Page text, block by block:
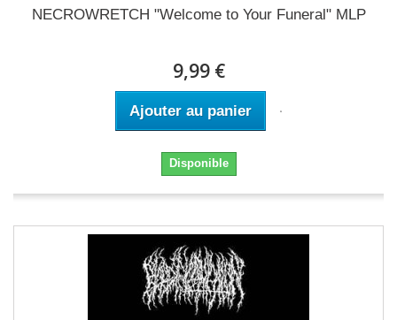
NECROWRETCH "Welcome to Your Funeral" MLP
9,99 €
Ajouter au panier
Disponible